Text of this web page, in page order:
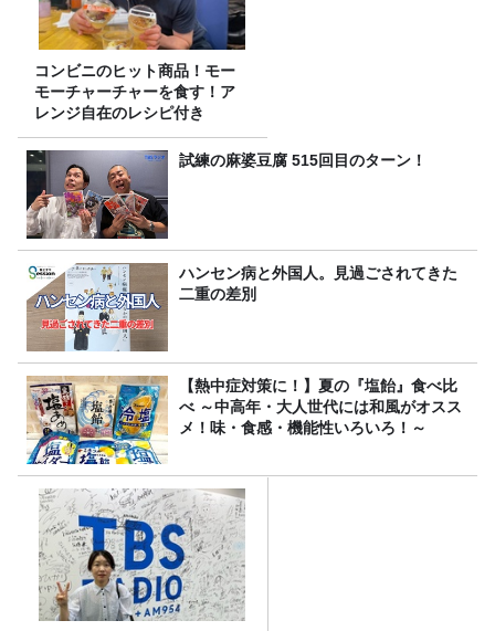
コンビニのヒット商品！モー
モーチャーチャーを食す！ア
レンジ自在のレシピ付き
試練の麻婆豆腐 515回目のターン！
ハンセン病と外国人。見過ごされてきた
二重の差別
【熱中症対策に！】夏の『塩飴』食べ比
べ ～中高年・大人世代には和風がオスス
メ！味・食感・機能性いろいろ！～